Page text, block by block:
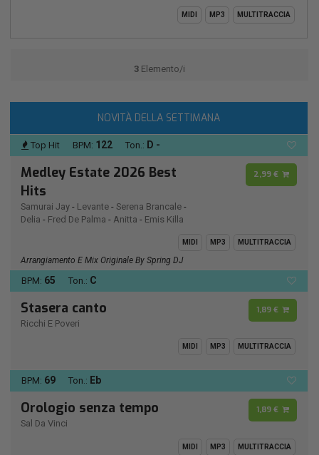
MIDI MP3 MULTITRACCIA
3 Elemento/i
NOVITÀ DELLA SETTIMANA
Top Hit BPM: 122 Ton.: D -
Medley Estate 2026 Best
Hits
Samurai Jay - Levante - Serena Brancale -
Delia - Fred De Palma - Anitta - Emis Killa
2,99 €
MIDI MP3 MULTITRACCIA
Arrangiamento E Mix Originale By Spring DJ
BPM: 65 Ton.: C
Stasera canto
Ricchi E Poveri
1,89 €
MIDI MP3 MULTITRACCIA
BPM: 69 Ton.: Eb
Orologio senza tempo
Sal Da Vinci
1,89 €
MIDI MP3 MULTITRACCIA